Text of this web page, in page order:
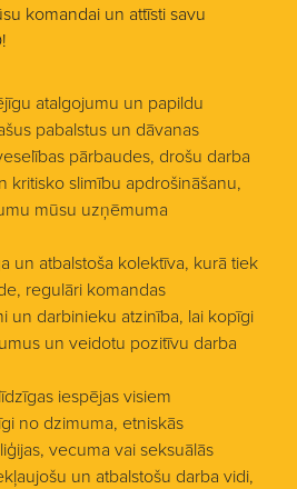
komandai un attīsti savu
atalgojumu un papildu
pabalstus un dāvanas
pārbaudes, drošu darba
kritisko slimību apdrošināšanu,
mūsu uzņēmuma
un atbalstoša kolektīva, kurā tiek
regulāri komandas
un darbinieku atzinība, lai kopīgi
un veidotu pozitīvu darba
iespējas visiem
no dzimuma, etniskās
vecuma vai seksuālās
un atbalstošu darba vidi,